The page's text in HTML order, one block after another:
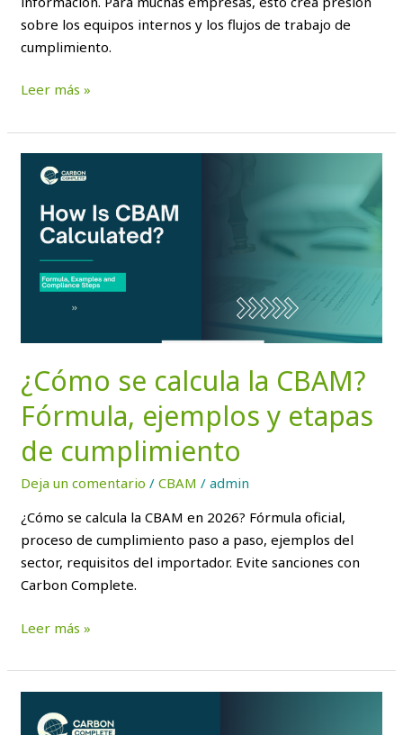
sobre los equipos internos y los flujos de trabajo de
cumplimiento.
Leer más »
¿Cómo se calcula la CBAM?
Fórmula, ejemplos y etapas
de cumplimiento
Deja un comentario /CBAM /admin
¿Cómo se calcula la CBAM en 2026? Fórmula oficial,
proceso de cumplimiento paso a paso, ejemplos del
sector, requisitos del importador. Evite sanciones con
Carbon Complete.
¿Cómo
calcula
Fórmula,
etapas
cumplimiento
Leer más »
2026